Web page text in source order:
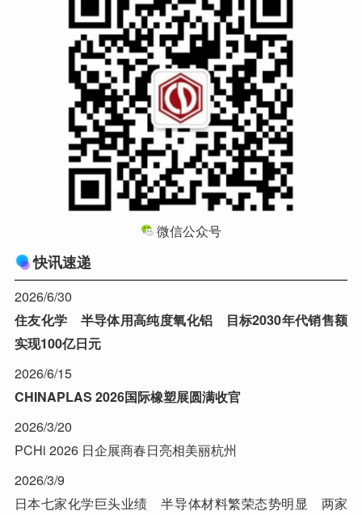
微信公众号
快讯速递
2026/6/30
住友化学 半导体用高纯度氧化铝 目标2030年代销售额
实现100亿日元
2026/6/15
CHINAPLAS 2026国际橡塑展圆满收官
2026/3/20
PCHi 2026 日企展商春日亮相美丽杭州
2026/3/9
日本七家化学巨头业绩 半导体材料繁荣态势明显 两家